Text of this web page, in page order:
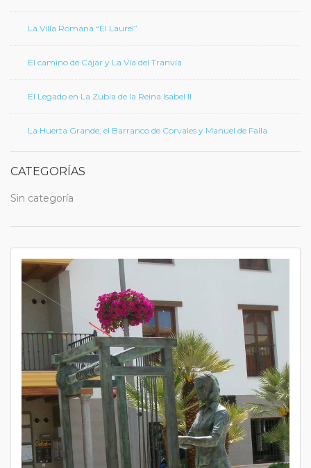
La Villa Romana “El Laurel”
El camino de Cájar y La Vía del Tranvía
El Legado en La Zubia de la Reina Isabel II
La Huerta Grande, el Barranco de Corvales y Manuel de Falla
CATEGORÍAS
Sin categoría